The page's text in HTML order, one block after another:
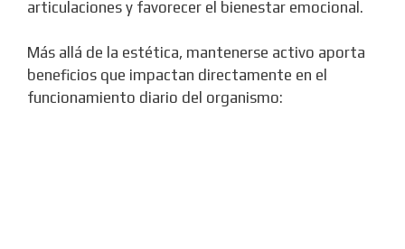
articulaciones y favorecer el bienestar emocional.
Más allá de la estética, mantenerse activo aporta
beneficios que impactan directamente en el
funcionamiento diario del organismo: